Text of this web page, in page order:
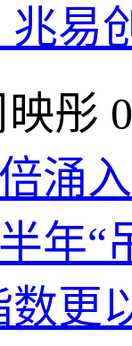
兆易
映彤
涌
年“
数更